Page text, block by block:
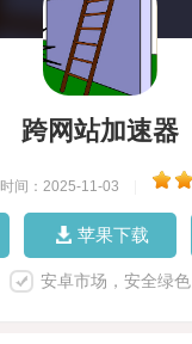
跨网站加速器
时间：2025-11-03
苹果下载
安卓市场，安全绿色